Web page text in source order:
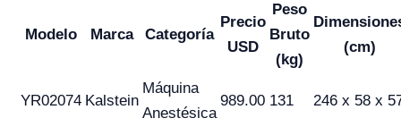
Modelo Marca Categoría
Precio
USD
Peso
Bruto
(kg)
(cm)
YR02074 Kalstein
Máquina
Anestésica
989.00 131 246 x 58 x